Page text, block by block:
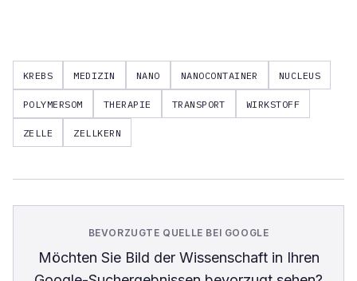
KREBS MEDIZIN NANO NANOCONTAINER NUCLEUS
POLYMERSOM THERAPIE TRANSPORT WIRKSTOFF
ZELLE ZELLKERN
BEVORZUGTE QUELLE BEI GOOGLE
Möchten Sie Bild der Wissenschaftin Ihren